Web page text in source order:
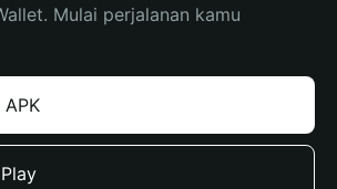
Mulai perjalanan kamu